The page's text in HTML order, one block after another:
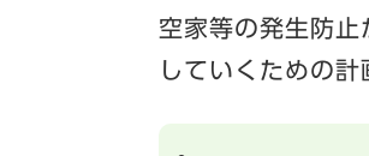
空家等の発生防
していくための計